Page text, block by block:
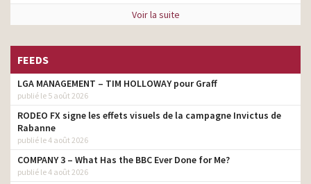
Voir la suite
FEEDS
LGA MANAGEMENT – TIM HOLLOWAY pour Graff
publié le 5 août 2026
RODEO FX signe les effets visuels de la campagne Invictus de
Rabanne
publié le 4 août 2026
COMPANY 3 – What Has the BBC Ever Done for Me?
publié le 4 août 2026